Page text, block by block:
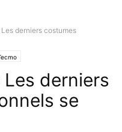
derniers costumes
derniers
se